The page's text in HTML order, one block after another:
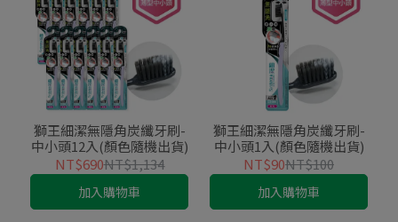
獅王細潔無隱角炭纖牙刷-
中小頭12入(顏色隨機出貨)
NT$690NT$1,134
加入購物車
獅王細潔無隱角炭纖牙刷-
中小頭1入(顏色隨機出貨)
NT$90NT$100
加入購物車